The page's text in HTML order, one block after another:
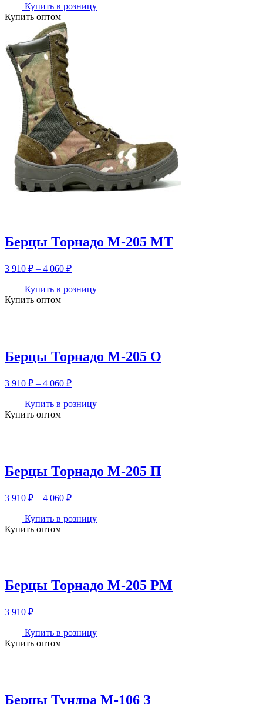
3
Купить в розницу
Купить оптом
Берцы Торнадо М-205 МТ
3 910 ₽ – 4 060 ₽Диапазон
3
Купить в розницу
Купить оптом
Берцы Торнадо М-205 О
3 910 ₽ – 4 060 ₽Диапазон
3
Купить в розницу
Купить оптом
Берцы Торнадо М-205 П
3 910 ₽ – 4 060 ₽Диапазон
3
Купить в розницу
Купить оптом
Берцы Торнадо М-205 РМ
3 910 ₽
Купить в розницу
Купить оптом
Берцы Тундра М-106 З